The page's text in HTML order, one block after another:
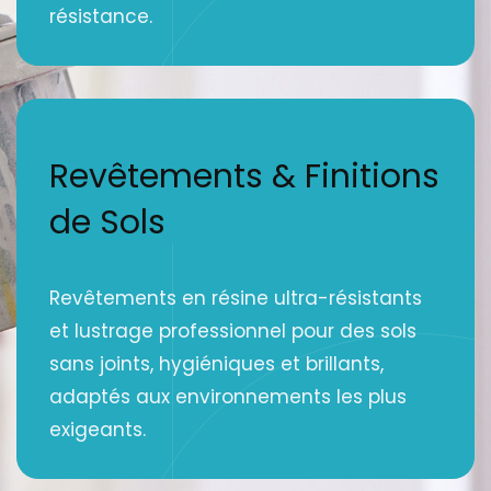
résistance.
Revêtements & Finitions
de Sols
Revêtements en résine ultra-résistants
et lustrage professionnel pour des sols
sans joints, hygiéniques et brillants,
adaptés aux environnements les plus
exigeants.